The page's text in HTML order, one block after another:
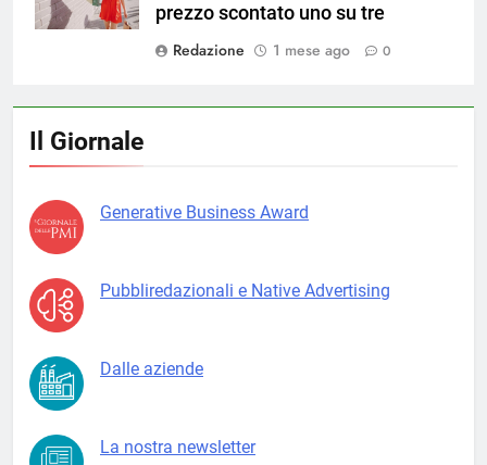
prezzo scontato uno su tre
Redazione
1 mese ago 0
Il Giornale
Generative Business Award
Pubbliredazionali e Native Advertising
Dalle aziende
La nostra newsletter